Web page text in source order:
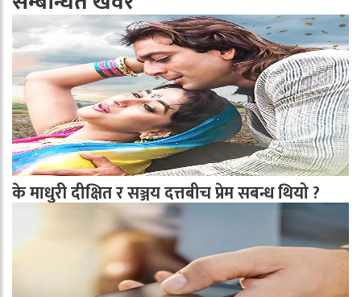
के माधुरी दीक्षित र सञ्जय दत्तबीच प्रेम सबन्ध थियो ?